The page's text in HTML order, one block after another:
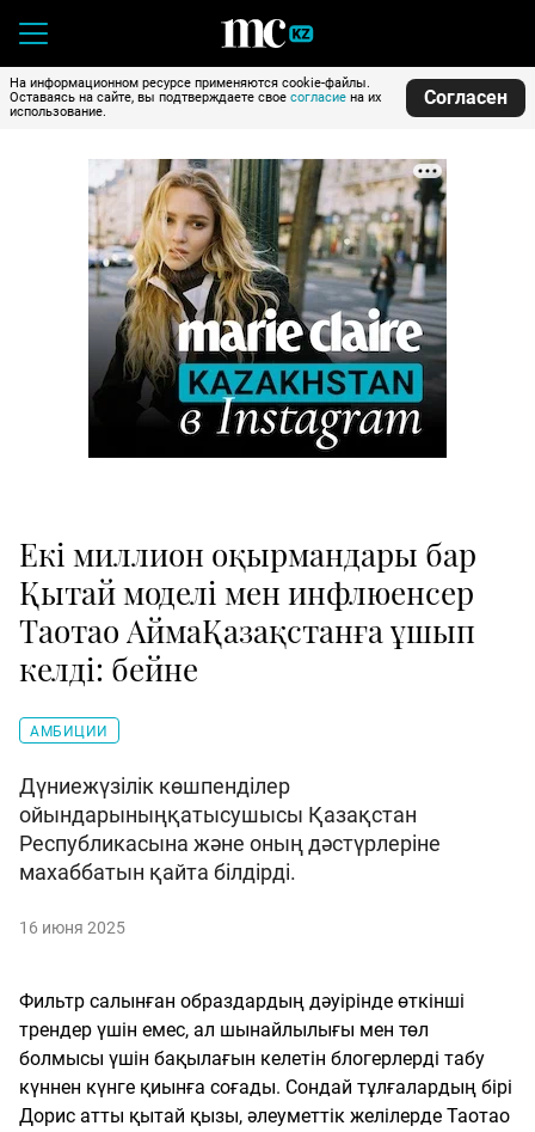
На информационном ресурсе применяются cookie-файлы.
Оставаясь на сайте, вы подтверждаете свое согласие на их
использование.
Согласен
Екі миллион оқырмандары бар
Қытай моделі мен инфлюенсер
Таотао АймаҚазақстанға ұшып
келді: бейне
АМБИЦИИ
Дүниежүзілік көшпенділер
ойындарыныңқатысушысы Қазақстан
Республикасына және оның дәстүрлеріне
махаббатын қайта білдірді.
16 июня 2025
Фильтр салынған образдардың дәуірінде өткінші
трендер үшін емес, ал шынайлылығы мен төл
болмысы үшін бақылағын келетін блогерлерді табу
күннен күнге қиынға соғады. Сондай тұлғалардың бірі
Дорис атты қытай қызы, әлеуметтік желілерде Таотао